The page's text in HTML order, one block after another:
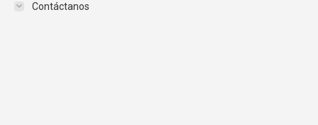
Contáctanos